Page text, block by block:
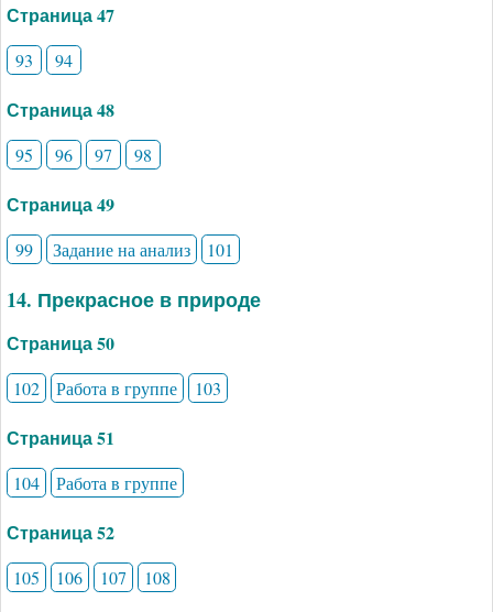
Страница 47
93 94
Страница 48
95 96 97 98
Страница 49
99 Задание на анализ 101
14. Прекрасное в природе
Страница 50
102 Работа в группе 103
Страница 51
104 Работа в группе
Страница 52
105 106 107 108